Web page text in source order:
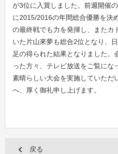
が3位に入賞しました。前週開催
に2015/2016の年間総合優勝を決
の最終戦でも力を発揮し、またカ
いた片山來夢も総合2位となり、
足の得られた結果となりました。
った方々、テレビ放送をご覧にな
素晴らしい大会を実施していただ
へ、厚く御礼申し上げます。
戻る